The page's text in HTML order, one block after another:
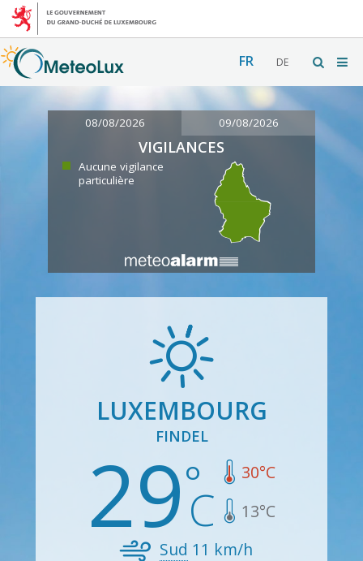
FR DE
08/08/2026 09/08/2026
VIGILANCES
Aucune vigilance
particulière
LUXEMBOURG
FINDEL
29 30°C
13°C
Sud 11 km/h